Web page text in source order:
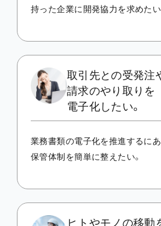
持った企業に開発協力を求めたい
取引先との受発注
請求のやり取りを
電子化したい。
業務書類の電子化を推進するに
保管体制を簡単に整えたい。
ヒトやモノの移動